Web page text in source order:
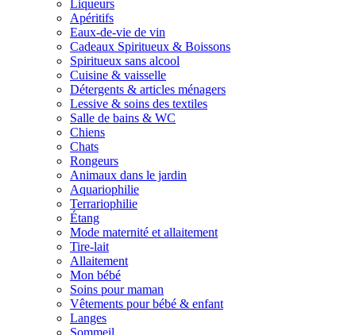
Liqueurs
Apéritifs
Eaux-de-vie de vin
Cadeaux Spiritueux & Boissons
Spiritueux sans alcool
Cuisine & vaisselle
Détergents & articles ménagers
Lessive & soins des textiles
Salle de bains & WC
Chiens
Chats
Rongeurs
Animaux dans le jardin
Aquariophilie
Terrariophilie
Étang
Mode maternité et allaitement
Tire-lait
Allaitement
Mon bébé
Soins pour maman
Vêtements pour bébé & enfant
Langes
Sommeil